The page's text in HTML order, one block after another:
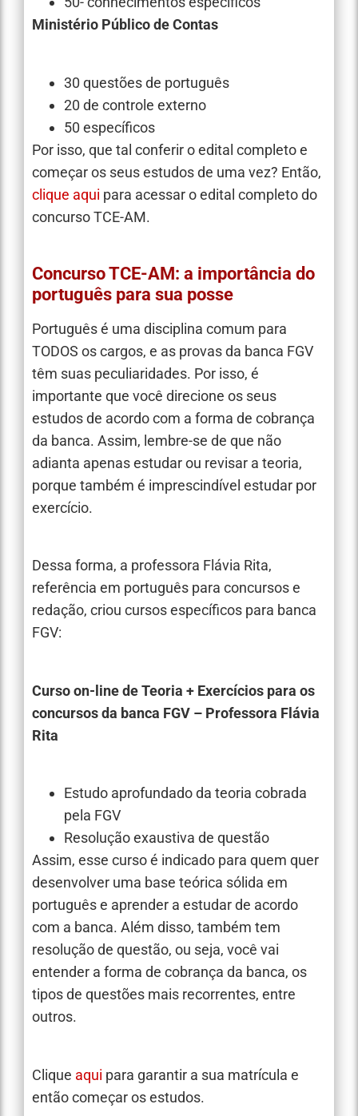
Ministério Público de Contas
30 questões de português
20 de controle externo
50 específicos
Por isso, que tal conferir o edital completo e
começar os seus estudos de uma vez? Então,
clique aqui para acessar o edital completo do
concurso TCE-AM.
Concurso TCE-AM: a importância do
português para sua posse
Português é uma disciplina comum para
TODOS os cargos, e as provas da banca FGV
têm suas peculiaridades. Por isso, é
importante que você direcione os seus
estudos de acordo com a forma de cobrança
da banca. Assim, lembre-se de que não
adianta apenas estudar ou revisar a teoria,
porque também é imprescindível estudar por
exercício.
Dessa forma, a professora Flávia Rita,
referência em português para concursos e
redação, criou cursos específicos para banca
FGV:
Curso on-line de Teoria + Exercícios para os
concursos da banca FGV – Professora Flávia
Rita
Estudo aprofundado da teoria cobrada
pela FGV
Resolução exaustiva de questão
Assim, esse curso é indicado para quem quer
desenvolver uma base teórica sólida em
português e aprender a estudar de acordo
com a banca. Além disso, também tem
resolução de questão, ou seja, você vai
entender a forma de cobrança da banca, os
tipos de questões mais recorrentes, entre
outros.
Clique aqui para garantir a sua matrícula e
então começar os estudos.